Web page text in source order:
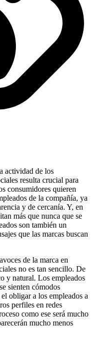
actividad de los
resulta crucial para
consumidores quieren
de la compañía, ya
y de cercanía. Y, en
más que nunca que se
son también un
que las marcas buscan
de la marca en
no es tan sencillo. De
y natural. Los empleados
sienten cómodos
obligar a los empleados a
perfiles en redes
como ese será mucho
mucho menos